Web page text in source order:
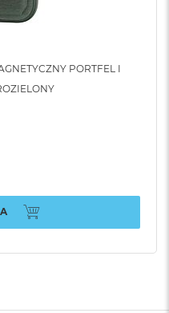
PORTFEL I